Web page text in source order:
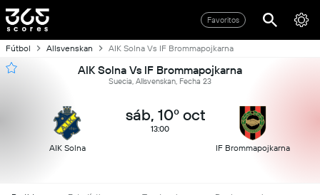
Favoritos
Fútbol Allsvenskan AIK Solna Vs IF Brommapojkarna
AIK Solna Vs IF Brommapojkarna
Suecia, Allsvenskan, Fecha 23
AIK Solna
sáb, 10º oct
13:00
IF Brommapojkarna